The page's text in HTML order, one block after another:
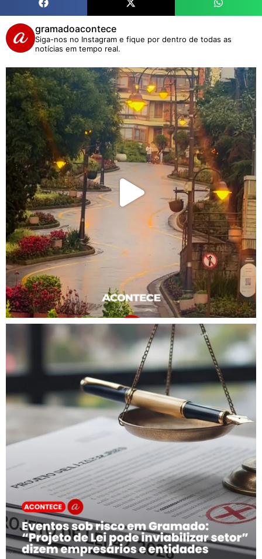
gramadoacontece
Siga-nos no Instagram e fique por dentro de todas as
notícias em tempo real.